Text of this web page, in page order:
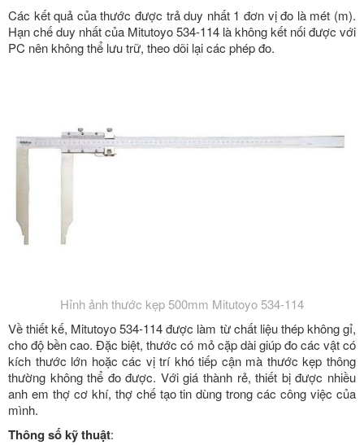
Các kết quả của thước được trả duy nhất 1 đơn vị đo là mét (m).
Hạn chế duy nhất của Mitutoyo 534-114 là không kết nối được với
PC nên không thể lưu trữ, theo dõi lại các phép đo.
Hỉnh ảnh thước kẹp 500mm Mitutoyo 534-114
Về thiết kế, Mitutoyo 534-114 được làm từ chất liệu thép không gỉ,
cho độ bền cao. Đặc biệt, thước có mỏ cặp dài giúp đo các vật có
kích thước lớn hoặc các vị trí khó tiếp cận mà thước kẹp thông
thường không thể đo được. Với giá thành rẻ, thiết bị được nhiều
anh em thợ cơ khí, thợ chế tạo tin dùng trong các công việc của
mình.
Thông số kỹ thuật: